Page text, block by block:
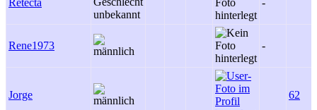
Retecta -
Rene1973 -
Jorge 62